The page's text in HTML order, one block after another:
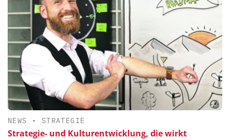
NEWS • STRATEGIE
Strategie- und Kulturentwicklung, die wirkt